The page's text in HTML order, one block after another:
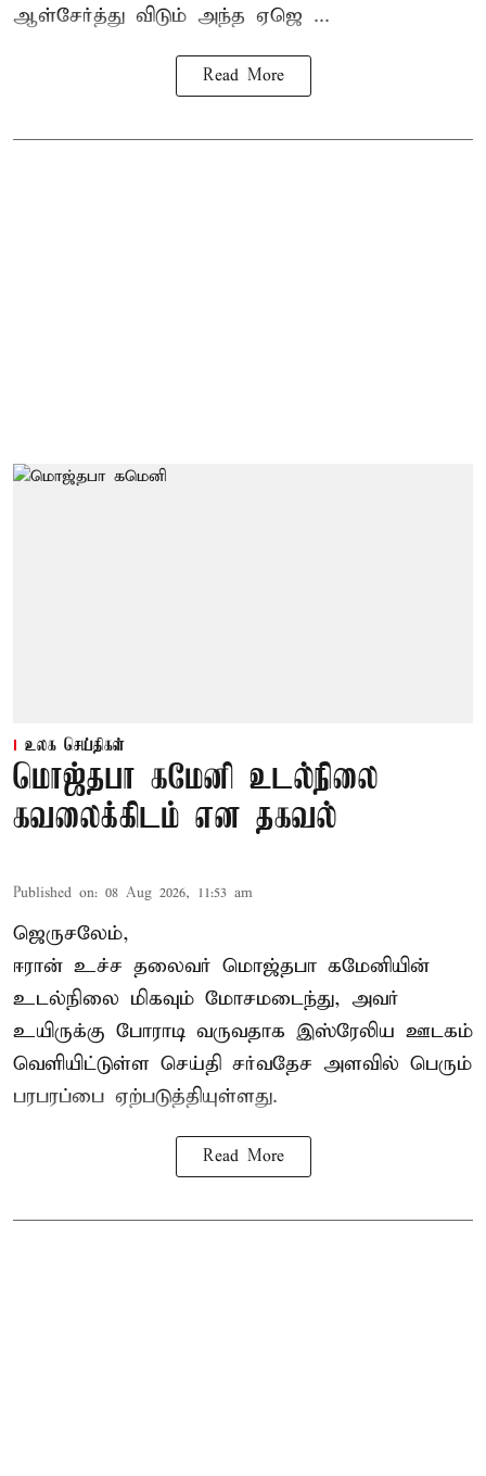
ஆள்சேர்த்து விடும் அந்த ஏஜெ ...
Read More
உலக செய்திகள்
மொஜ்தபா கமேனி உடல்நிலை
கவலைக்கிடம் என தகவல்
Published on: 08 Aug 2026, 11:53 am
ஜெருசலேம்,
ஈரான் உச்ச தலைவர் மொஜ்தபா கமேனியின்
உடல்நிலை மிகவும் மோசமடைந்து, அவர்
உயிருக்கு போராடி வருவதாக இஸ்ரேலிய ஊடகம்
வெளியிட்டுள்ள செய்தி சர்வதேச அளவில் பெரும்
பரபரப்பை ஏற்படுத்தியுள்ளது.
Read More